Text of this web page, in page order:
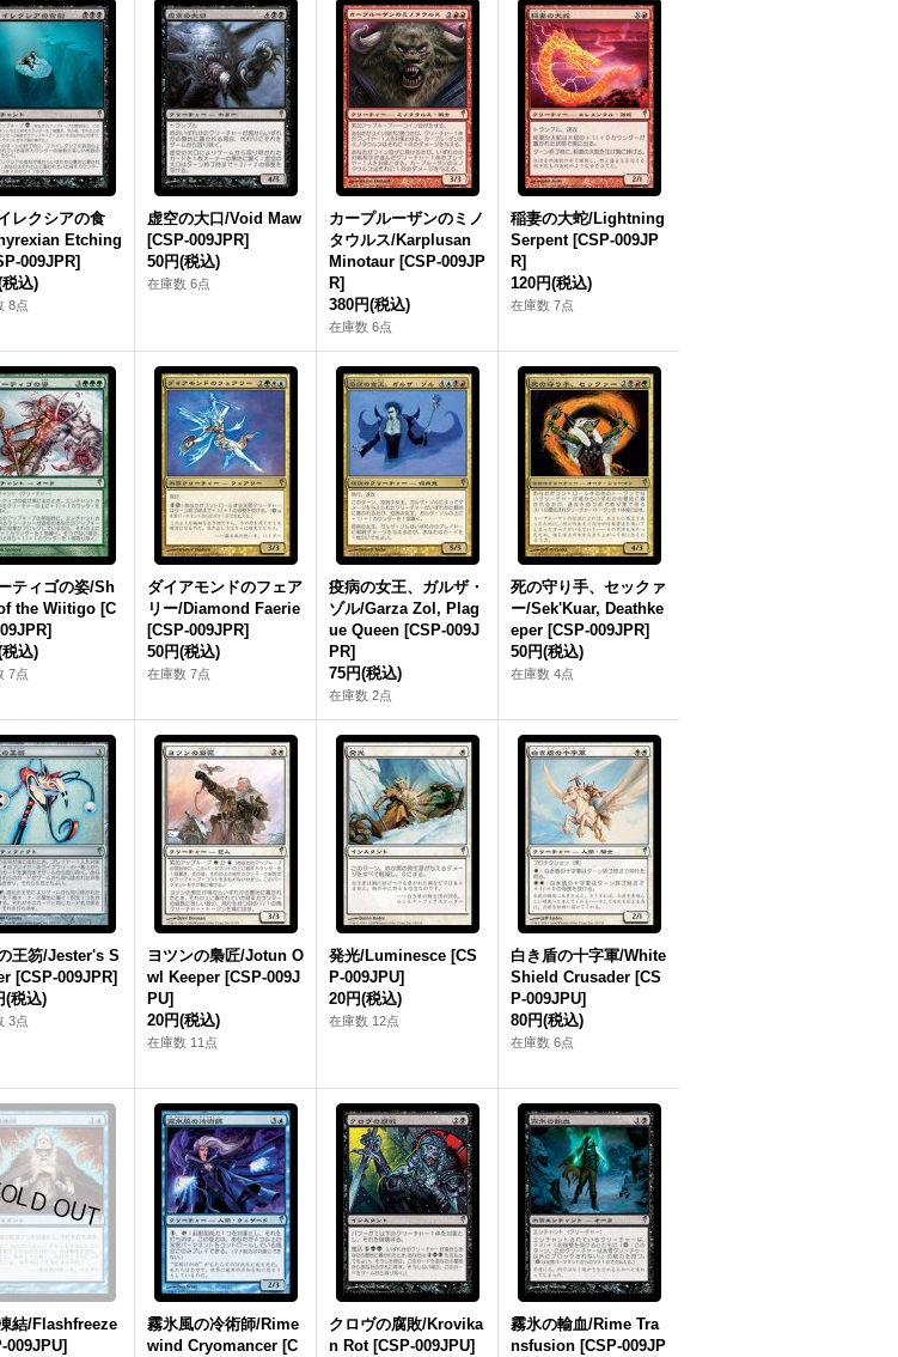
レクシアの食
Etching
009JPR]
税込)
8点
虚空の大口/Void Maw
[CSP-009JPR]
50円(税込)
在庫数 6点
カープルーザンのミノ
タウルス/Karplusan
Minotaur [CSP-009JP
R]
380円(税込)
在庫数 6点
稲妻の大蛇/Lightning
Serpent [CSP-009JP
R]
120円(税込)
在庫数 7点
ティゴの姿/Sh
the Wiitigo [C
税込)
7点
ダイアモンドのフェア
リー/Diamond Faerie
[CSP-009JPR]
50円(税込)
在庫数 7点
疫病の女王、ガルザ・
ゾル/Garza Zol, Plag
ue Queen [CSP-009J
PR]
75円(税込)
在庫数 2点
死の守り手、セックァ
ー/Sek'Kuar, Deathke
eper [CSP-009JPR]
50円(税込)
在庫数 4点
王笏/Jester's S
[CSP-009JPR]
(税込)
3点
ヨツンの梟匠/Jotun O
wl Keeper [CSP-009J
PU]
20円(税込)
在庫数 11点
発光/Luminesce [CS
P-009JPU]
20円(税込)
在庫数 12点
白き盾の十字軍/White
Shield Crusader [CS
P-009JPU]
80円(税込)
在庫数 6点
結/Flashfreeze
009JPU]
霧氷風の冷術師/Rime
wind Cryomancer [C
クロヴの腐敗/Krovika
n Rot [CSP-009JPU]
霧氷の輸血/Rime Tra
nsfusion [CSP-009JP